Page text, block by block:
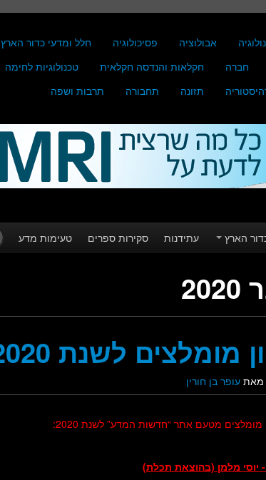
אבולוציה פסיכולוגיה חלל ומדעי כדור הארץ
חברה חקלאות והנדסה חקלאית טכנולוגיות לחימה
תזונה תחבורה תרבות ושפה
הארץ עתידנות סקירות ספרים טעימות מדע
מומלצים לשנת 2020
מאת עופר בן חורין
מטעם אתר “חדשות המדע” לשנת 2020:
יוסי מלמן (בהוצאת תכלת)